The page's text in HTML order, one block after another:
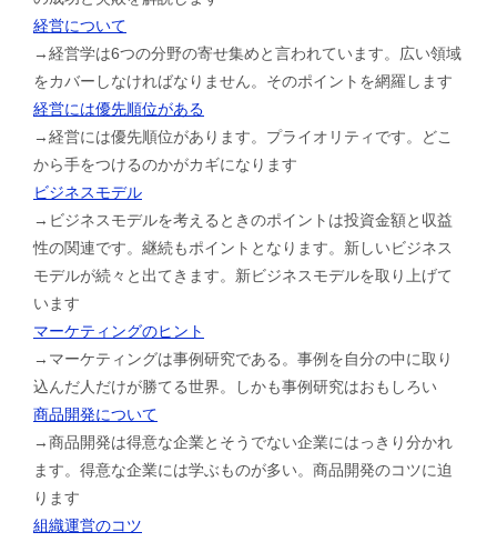
経営について
→経営学は6つの分野の寄せ集めと言われています。広い領域
をカバーしなければなりません。そのポイントを網羅します
経営には優先順位がある
→経営には優先順位があります。プライオリティです。どこ
から手をつけるのかがカギになります
ビジネスモデル
→ビジネスモデルを考えるときのポイントは投資金額と収益
性の関連です。継続もポイントとなります。新しいビジネス
モデルが続々と出てきます。新ビジネスモデルを取り上げて
います
マーケティングのヒント
→マーケティングは事例研究である。事例を自分の中に取り
込んだ人だけが勝てる世界。しかも事例研究はおもしろい
商品開発について
→商品開発は得意な企業とそうでない企業にはっきり分かれ
ます。得意な企業には学ぶものが多い。商品開発のコツに迫
ります
組織運営のコツ